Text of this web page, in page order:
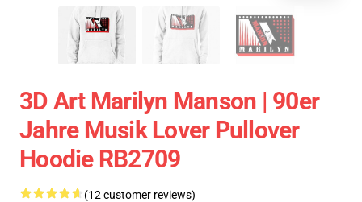
3D Art Marilyn Manson | 90er
Jahre Musik Lover Pullover
Hoodie RB2709
(12 customer reviews)